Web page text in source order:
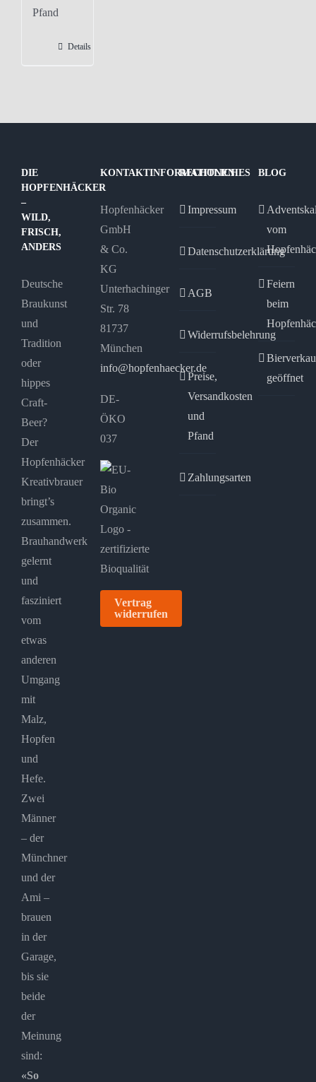
Pfand
Details
DIE
HOPFENHÄCKER
–
WILD,
FRISCH,
ANDERS
Deutsche
Braukunst
und
Tradition
oder
hippes
Craft-
Beer?
Der
Hopfenhäcker
Kreativbrauer
bringt’s
zusammen.
Brauhandwerk
gelernt
und
fasziniert
vom
etwas
anderen
Umgang
mit
Malz,
Hopfen
und
Hefe.
Zwei
Männer
– der
Münchner
und der
Ami –
brauen
in der
Garage,
bis sie
beide
der
Meinung
sind:
«So
KONTAKTINFORMATIONEN
Hopfenhäcker
GmbH
& Co.
KG
Unterhachinger
Str. 78
81737
München
info@hopfenhaecker.de
DE-
ÖKO
037
Vertrag
widerrufen
RECHTLICHES
Impressum
Datenschutzerklärung
AGB
Widerrufsbelehrung
Preise,
Versandkosten
und
Pfand
Zahlungsarten
BLOG
vom
Feiern
beim
geöffnet